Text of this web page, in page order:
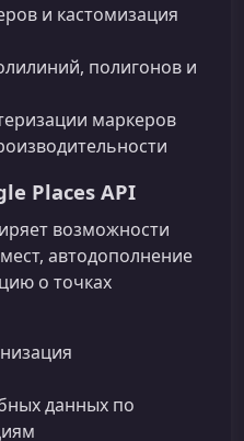
и кастомизация
полигонов и
маркеров
Places API
возможности
автодополнение
о точках
данных по